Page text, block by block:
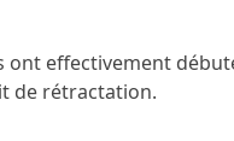
ont effectivement
de rétractation.